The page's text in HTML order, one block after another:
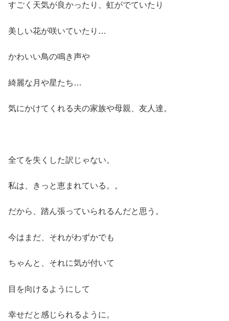
すごく天気が良かったり、虹がでていたり
美しい花が咲いていたり…
かわいい鳥の鳴き声や
綺麗な月や星たち…
気にかけてくれる夫の家族や母親、友人達。
全てを失くした訳じゃない。
私は、きっと恵まれている。。
だから、踏ん張っていられるんだと思う。
今はまだ、それがわずかでも
ちゃんと、それに気が付いて
目を向けるようにして
幸せだと感じられるように。